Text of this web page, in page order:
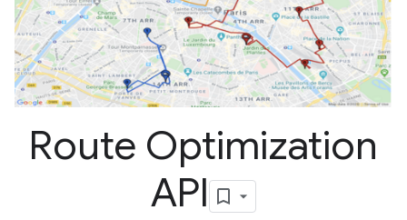
Route Optimization
API